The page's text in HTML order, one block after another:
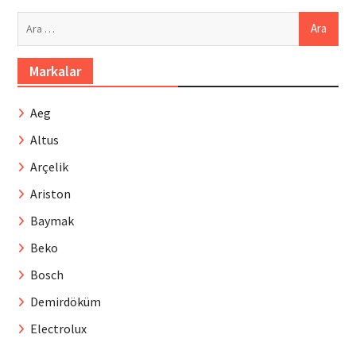
Markalar
Aeg
Altus
Arçelik
Ariston
Baymak
Beko
Bosch
Demirdöküm
Electrolux